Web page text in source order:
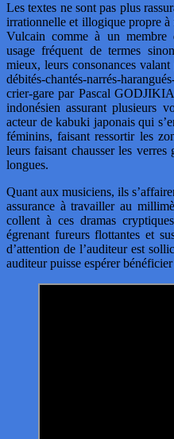
Les textes ne sont pas plus
irrationnelle et illogique propre
Vulcain comme à un membre
usage fréquent de termes
mieux, leurs consonances
débités-chantés-narrés-
crier-gare par Pascal
indonésien assurant plusieurs
acteur de kabuki japonais qui
féminins, faisant ressortir les
leurs faisant chausser les verres
longues.
Quant aux musiciens, ils
assurance à travailler au
collent à ces dramas
égrenant fureurs flottantes et
d’attention de l’auditeur est
auditeur puisse espérer